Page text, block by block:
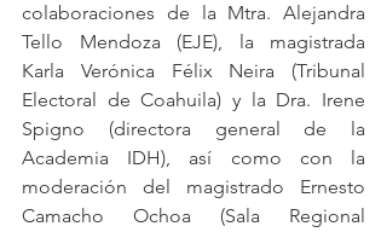
colaboraciones de la Mtra. Alejandra
Tello Mendoza (EJE), la magistrada
Karla Verónica Félix Neira (Tribunal
Electoral de Coahuila) y la Dra. Irene
Spigno (directora general de la
Academia IDH), así como con la
moderación del magistrado Ernesto
Camacho Ochoa (Sala Regional